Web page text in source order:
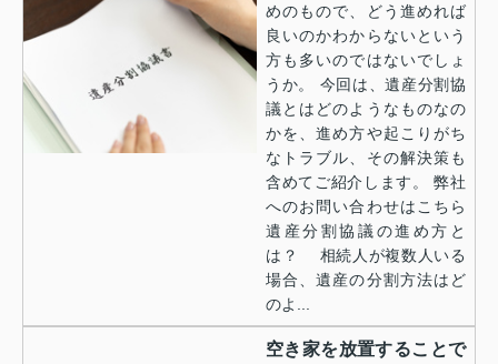
めのもので、どう進めれば
良いのかわからないという
方も多いのではないでしょ
うか。 今回は、遺産分割協
議とはどのようなものなの
かを、進め方や起こりがち
なトラブル、その解決策も
含めてご紹介します。 弊社
へのお問い合わせはこちら
遺産分割協議の進め方と
は？ 相続人が複数人いる
場合、遺産の分割方法はど
のよ...
空き家を放置することで